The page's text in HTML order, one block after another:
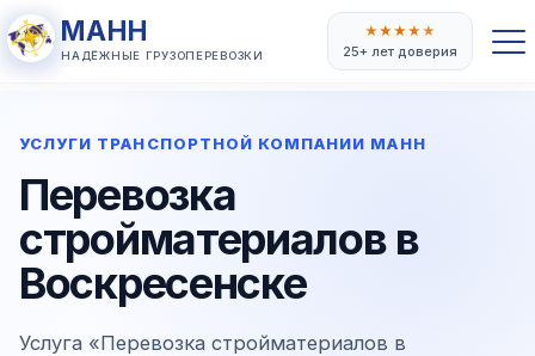
МАНН
НАДЁЖНЫЕ ГРУЗОПЕРЕВОЗКИ
★★★★★
25+ лет доверия
УСЛУГИ ТРАНСПОРТНОЙ КОМПАНИИ МАНН
Перевозка
стройматериалов в
Воскресенске
Услуга «Перевозка стройматериалов в